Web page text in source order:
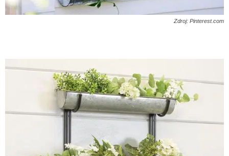
Zdroj: Pinterest.com